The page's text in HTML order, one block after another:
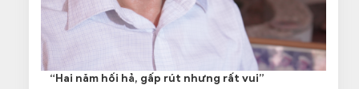
“Hai năm hối hả, gấp rút nhưng rất vui”